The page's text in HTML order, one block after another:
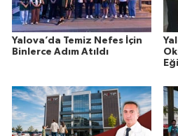
Yalova’da Temiz Nefes İçin
Binlerce Adım Atıldı